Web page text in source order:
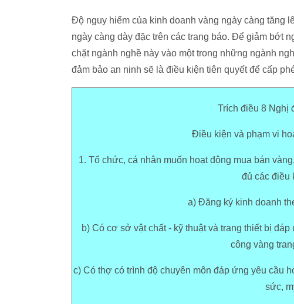
Độ nguy hiểm của kinh doanh vàng ngày càng tăng
ngày càng dày đặc trên các trang báo. Để giảm bớt
chặt ngành nghề này vào một trong những ngành
đảm bảo an ninh sẽ là điều kiện tiên quyết để cấp
Trích điều 8 Nghị
Điều kiện và phạm vi
1. Tổ chức, cá nhân muốn hoạt động mua bán
đủ các điều
a) Đăng ký kinh doanh
b) Có cơ sở vật chất - kỹ thuật và trang thiết bị
công vàng
c) Có thợ có trình độ chuyên môn đáp ứng yêu cầu
sức,